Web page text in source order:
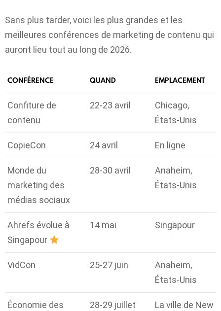
Sans plus tarder, voici les plus grandes et les
meilleures conférences de marketing de contenu qui
auront lieu tout au long de 2026.
CONFÉRENCE QUAND EMPLACEMENT
Confiture de
contenu
22-23 avril
Chicago,
États-Unis
CopieCon 24 avril En ligne
Monde du
marketing des
médias sociaux
28-30 avril
Anaheim,
États-Unis
Ahrefs évolue à
Singapour
14 mai Singapour
VidCon 25-27 juin
Anaheim,
États-Unis
Économie des
28-29 juillet
La ville de New